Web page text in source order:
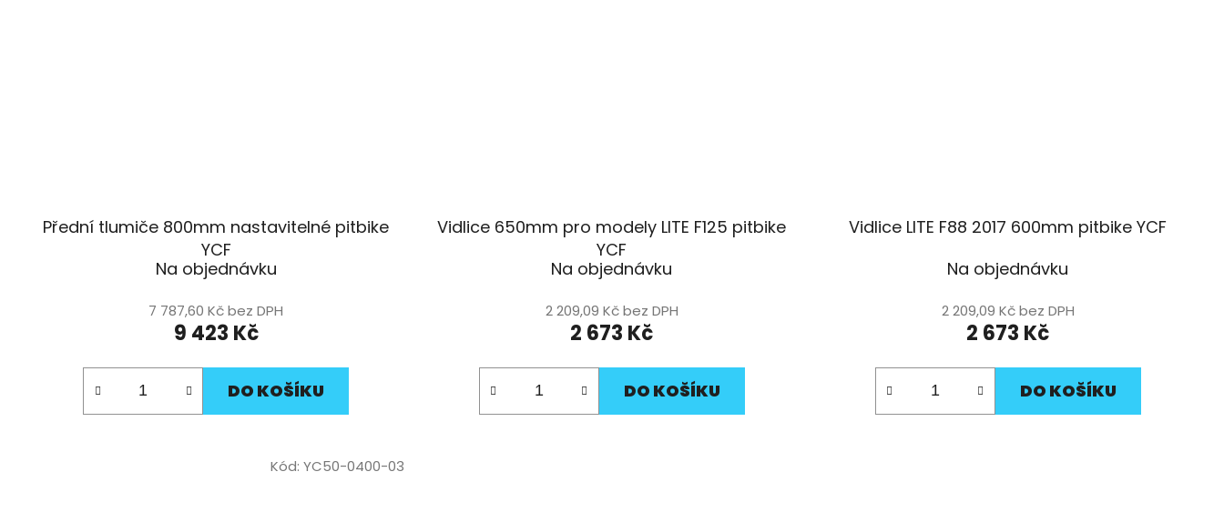
Přední tlumiče 800mm nastavitelné pitbike
YCF
Na objednávku
7 787,60 Kč bez DPH
9 423 Kč
DO KOŠÍKU
Vidlice 650mm pro modely LITE F125 pitbike
YCF
Na objednávku
2 209,09 Kč bez DPH
2 673 Kč
DO KOŠÍKU
Vidlice LITE F88 2017 600mm pitbike YCF
Na objednávku
2 209,09 Kč bez DPH
2 673 Kč
DO KOŠÍKU
Kód: YC50-0400-03